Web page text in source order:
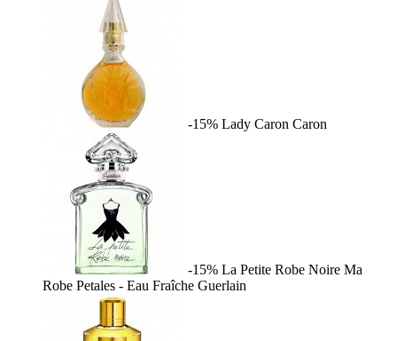
-15% Lady Caron Caron
-15% La Petite Robe Noire Ma
Robe Petales - Eau Fraîche Guerlain